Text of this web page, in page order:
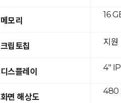
메모리
크립토칩
디스플레이
화면 해상도
16
지원
4"
480